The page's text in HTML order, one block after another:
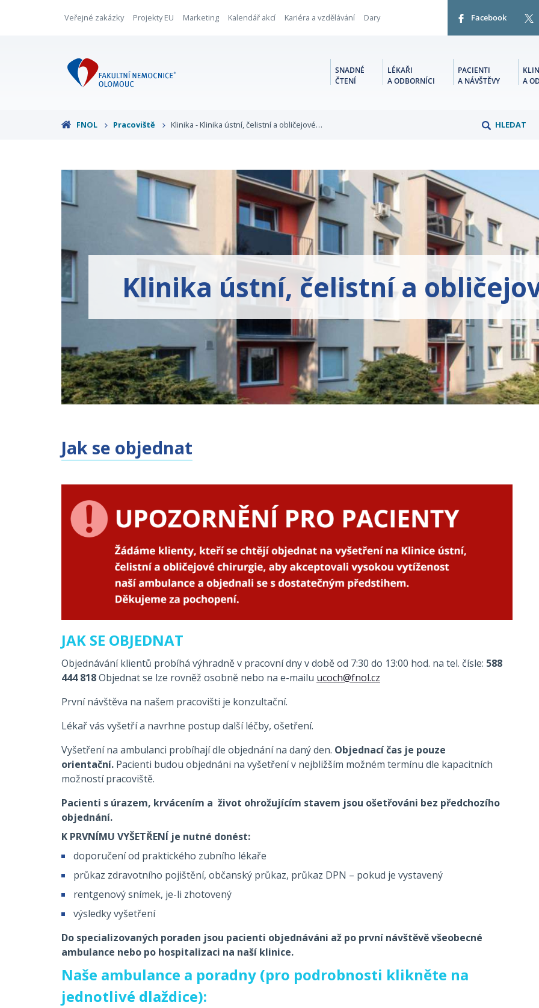
Veřejné zakázky Projekty EU Marketing Kalendář akcí Kariéra a vzdělávání Dary Facebook
SNADNÉ
ČTENÍ
LÉKAŘI
A ODBORNÍCI
PACIENTI
A NÁVŠTĚVY
A
FNOL Pracoviště Klinika - Klinika ústní, čelistní a obličejové… HLEDAT
Klinika ústní, čelistní a
Jak se objednat
JAK SE OBJEDNAT
Objednávání klientů probíhá výhradně v pracovní dny v době od 7:30 do 13:00 hod. na tel. čísle: 588
444 818Objednat se lze rovněž osobně nebo na e-mailu ucoch@fnol.cz
První návštěva na našem pracovišti je konzultační.
Lékař vás vyšetří a navrhne postup další léčby, ošetření.
Vyšetření na ambulanci probíhají dle objednání na daný den. Objednací čas je pouze
orientační. Pacienti budou objednáni na vyšetření v nejbližším možném termínu dle kapacitních
možností pracoviště.
Pacienti s úrazem, krvácením a život ohrožujícím stavem jsou ošetřováni bez předchozího
objednání.
K PRVNÍMU VYŠETŘENÍ je nutné donést:
doporučení od praktického zubního lékaře
průkaz zdravotního pojištění, občanský průkaz, průkaz DPN – pokud je vystavený
rentgenový snímek, je-li zhotovený
výsledky vyšetření
Do specializovaných poraden jsou pacienti objednáváni až po první návštěvě všeobecné
ambulance nebo po hospitalizaci na naší klinice.
Naše ambulance a poradny (pro podrobnosti klikněte na
jednotlivé dlaždice):